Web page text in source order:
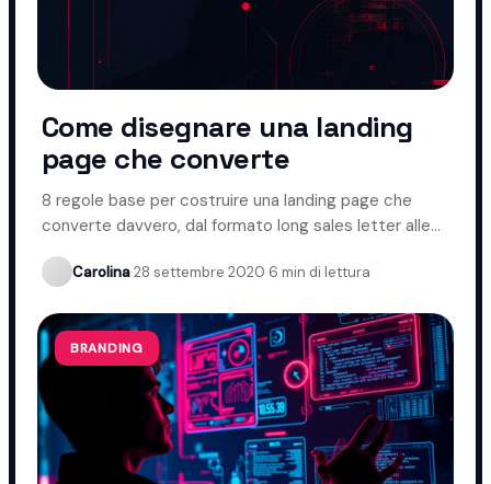
Come disegnare una landing
page che converte
8 regole base per costruire una landing page che
converte davvero, dal formato long sales letter alle
CTA ripetute.
Carolina·28 settembre 2020·6 min di lettura
BRANDING